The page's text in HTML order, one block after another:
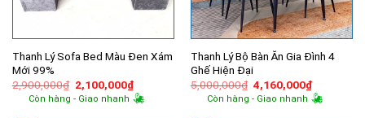
Thanh Lý Sofa Bed Màu Đen Xám
Mới 99%
2,900,000₫ Giá
gốc
là:
2,100,000₫Giá
hiện
tại
Còn hàng - Giao nhanh
Thanh Lý Bộ Bàn Ăn Gia Đình 4
Ghế Hiện Đại
5,000,000₫ Giá
gốc
là:
4,160,000₫Giá
hiện
tại
Còn hàng - Giao nhanh